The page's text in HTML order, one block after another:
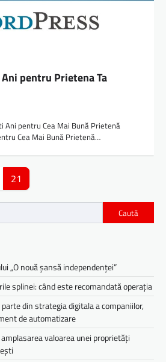
pentru Prietena Ta
Ani pentru Cea Mai Bună Prietenă
Cea Mai Bună Prietenă…
21
Caută
„O nouă șansă independenței”
splinei: când este recomandată operația
parte din strategia digitala a companiilor,
de automatizare
valoarea unei proprietăți